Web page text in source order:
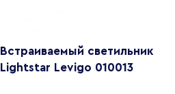
Встраиваемый светильник
Lightstar Levigo 010013